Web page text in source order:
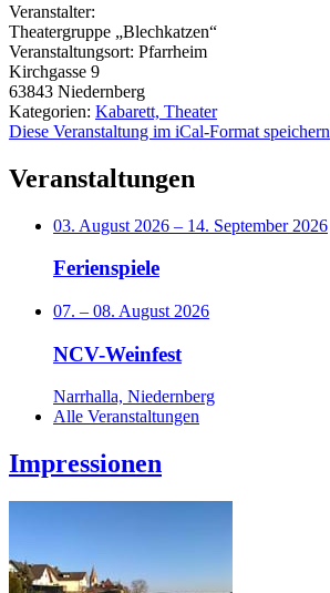
Veranstalter:
Theatergruppe „Blechkatzen“
Veranstaltungsort: Pfarrheim
Kirchgasse 9
63843 Niedernberg
Kategorien: Kabarett, Theater
Diese Veranstaltung im iCal-Format speichern
Veranstaltungen
03. August 2026 – 14. September 2026
Ferienspiele
07. – 08. August 2026
NCV-Weinfest
Narrhalla, Niedernberg
Alle Veranstaltungen
Impressionen